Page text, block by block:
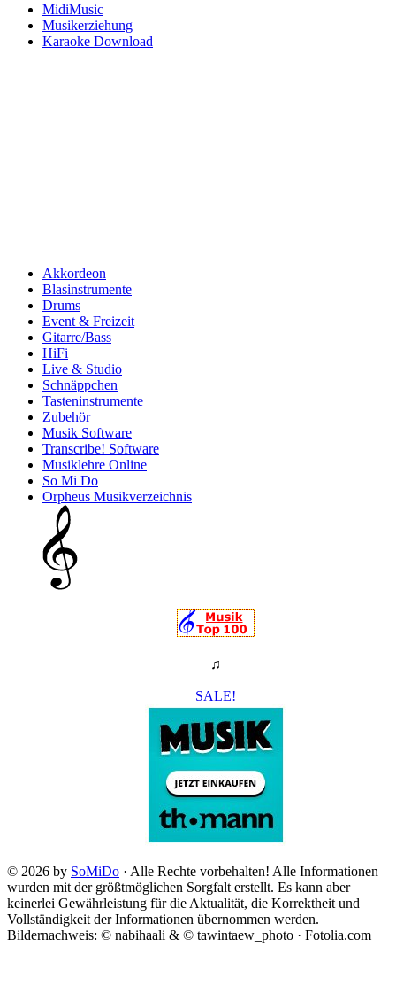
MidiMusic
Musikerziehung
Karaoke Download
Akkordeon
Blasinstrumente
Drums
Event & Freizeit
Gitarre/Bass
HiFi
Live & Studio
Schnäppchen
Tasteninstrumente
Zubehör
Musik Software
Transcribe! Software
Musiklehre Online
So Mi Do
Orpheus Musikverzeichnis
♫
SALE!
© 2026 by SoMiDo · Alle Rechte vorbehalten! Alle Informationen
wurden mit der größtmöglichen Sorgfalt erstellt. Es kann aber
keinerlei Gewährleistung für die Aktualität, die Korrektheit und
Vollständigkeit der Informationen übernommen werden.
Bildernachweis: © nabihaali & © tawintaew_photo · Fotolia.com